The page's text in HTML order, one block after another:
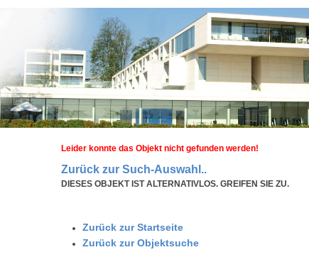
Leider konnte das Objekt nicht gefunden werden!
Zurück zur Such-Auswahl..
DIESES OBJEKT IST ALTERNATIVLOS. GREIFEN SIE ZU.
Zurück zur Startseite
Zurück zur Objektsuche